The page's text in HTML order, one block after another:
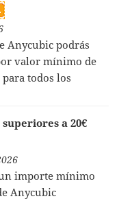
Anycubic podrás
valor mínimo de
todos los
a 20€
importe mínimo
Anycubic